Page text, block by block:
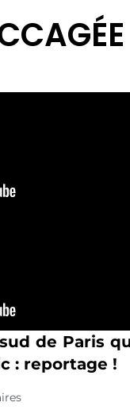
de Paris
: reportage !